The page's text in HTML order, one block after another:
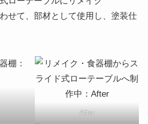
せて、部材として使用し、塗装仕
After